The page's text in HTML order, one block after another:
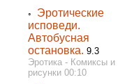
◦ Эротические
исповеди.
Автобусная
остановка. 9.3
Эротика - Комиксы и
рисунки 00:10